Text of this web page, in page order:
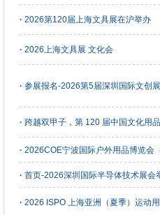
· 2026第120届上海文具展在沪举办
· 2026上海文具展 文化会
· 参展报名-2026第5届深圳国际文创
· 跨越双甲子，第 120 届中国文化用
· 2026COE宁波国际户外用品博览会
· 首页-2026深圳国际半导体技术展会
· 2026 ISPO 上海亚洲（夏季）运动